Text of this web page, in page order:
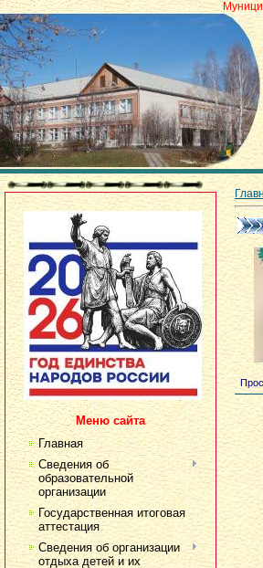
Муниципальное
Меню сайта
Главная
Сведения об
образовательной
организации
Государственная итоговая
аттестация
Сведения об организации
отдыха детей и их